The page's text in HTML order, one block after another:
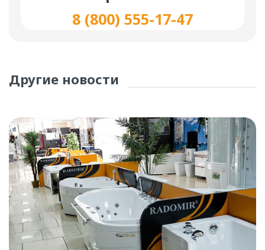
8 (800) 555-17-47
Другие новости